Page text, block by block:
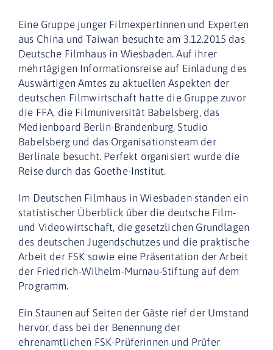
Eine Gruppe junger Filmexpertinnen und Experten
aus China und Taiwan besuchte am 3.12.2015 das
Deutsche Filmhaus in Wiesbaden. Auf ihrer
mehrtägigen Informationsreise auf Einladung des
Auswärtigen Amtes zu aktuellen Aspekten der
deutschen Filmwirtschaft hatte die Gruppe zuvor
die FFA, die Filmuniversität Babelsberg, das
Medienboard Berlin-Brandenburg, Studio
Babelsberg und das Organisationsteam der
Berlinale besucht. Perfekt organisiert wurde die
Reise durch das Goethe-Institut.
Im Deutschen Filmhaus in Wiesbaden standen ein
statistischer Überblick über die deutsche Film-
und Videowirtschaft, die gesetzlichen Grundlagen
des deutschen Jugendschutzes und die praktische
Arbeit der FSK sowie eine Präsentation der Arbeit
der Friedrich-Wilhelm-Murnau-Stiftung auf dem
Programm.
Ein Staunen auf Seiten der Gäste rief der Umstand
hervor, dass bei der Benennung der
ehrenamtlichen FSK-Prüferinnen und Prüfer